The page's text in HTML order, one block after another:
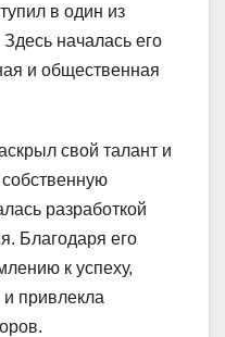
в один из
началась его
и общественная
свой талант и
разработкой
Благодаря его
к успеху,
привлекла